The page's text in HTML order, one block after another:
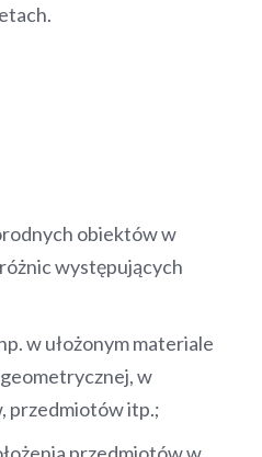
obiektów w
występujących
w ułożonym materiale
w
przedmiotów itp.;